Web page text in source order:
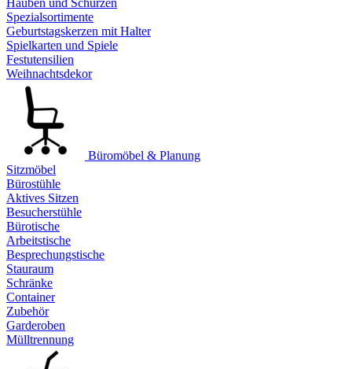
Hauben und Schürzen
Spezialsortimente
Geburtstagskerzen mit Halter
Spielkarten und Spiele
Festutensilien
Weihnachtsdekor
Büromöbel & Planung
Sitzmöbel
Bürostühle
Aktives Sitzen
Besucherstühle
Bürotische
Arbeitstische
Besprechungstische
Stauraum
Schränke
Container
Zubehör
Garderoben
Mülltrennung